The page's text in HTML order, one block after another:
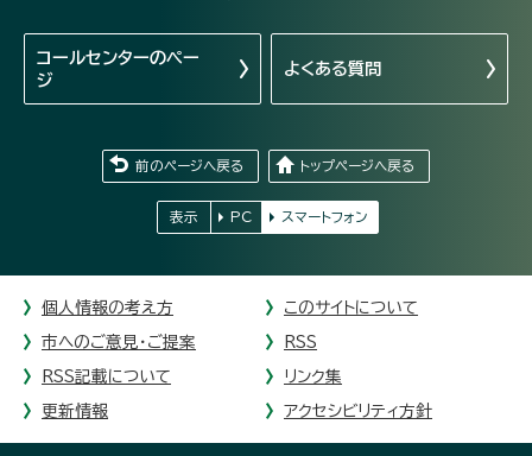
コールセンターのペー
ジ
よくある質問
前のページへ戻る トップページへ戻る
表示 PC スマートフォン
個人情報の考え方 このサイトについて
市へのご意見・ご提案 RSS
RSS記載について リンク集
更新情報 アクセシビリティ方針